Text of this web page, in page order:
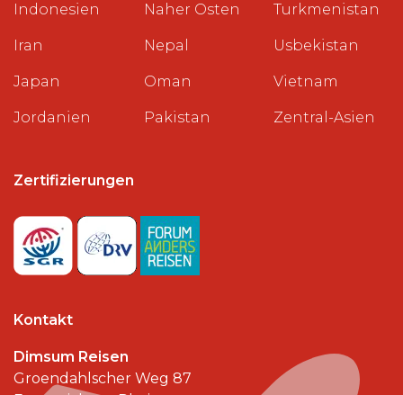
Indonesien
Iran
Japan
Jordanien
Naher Osten
Nepal
Oman
Pakistan
Turkmenistan
Usbekistan
Vietnam
Zentral-Asien
Zertifizierungen
Kontakt
Dimsum Reisen
Groendahlscher Weg 87